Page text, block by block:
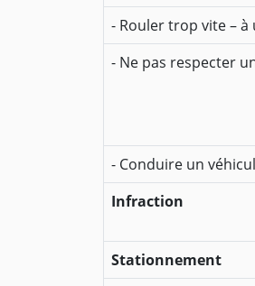
- Rouler trop vite – à
- Ne pas respecter
- Conduire un
Infraction
Stationnement